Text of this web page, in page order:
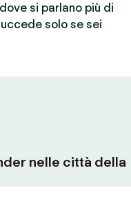
si parlano più di
solo se sei
nelle città della